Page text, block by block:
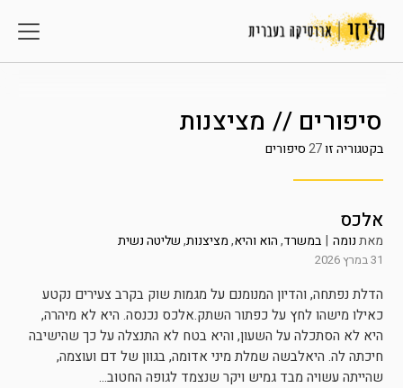
סיפורים // מציצנות
בקטגוריה זו27סיפורים
אלכס
מאתנומה | במשרד,הוא והיא,מציצנות,שליטה נשית
31 במרץ 2026
הדלת נפתחה, והדיון המנומנם על מגמות שוק בקרב צעירים נקטע
כאילו מישהו לחץ על כפתור השתק.אלכס נכנסה. היא לא מיהרה,
היא לא הסתכלה על השעון, והיא בטח לא התנצלה על כך שהישיבה
חיכתה לה. היאלבשה שמלת מיני אדומה, בגוון של דם ועוצמה,
שהייתה עשויה מבד גמיש ויקר שנצמד לגופה החטוב...